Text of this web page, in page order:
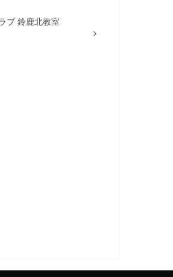
ブ 鈴鹿北教室